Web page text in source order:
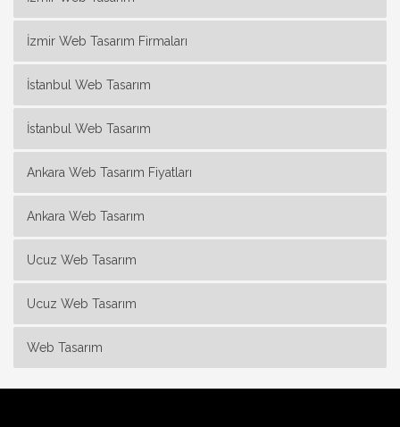
İzmir Web Tasarım Firmaları
İstanbul Web Tasarım
İstanbul Web Tasarım
Ankara Web Tasarım Fiyatları
Ankara Web Tasarım
Ucuz Web Tasarım
Ucuz Web Tasarım
Web Tasarım